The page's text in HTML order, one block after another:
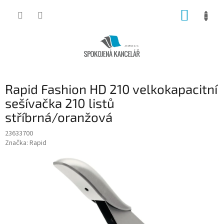
Rapid Fashion HD 210 velkokapacitní
sešívačka 210 listů
stříbrná/oranžová
23633700
Značka: Rapid